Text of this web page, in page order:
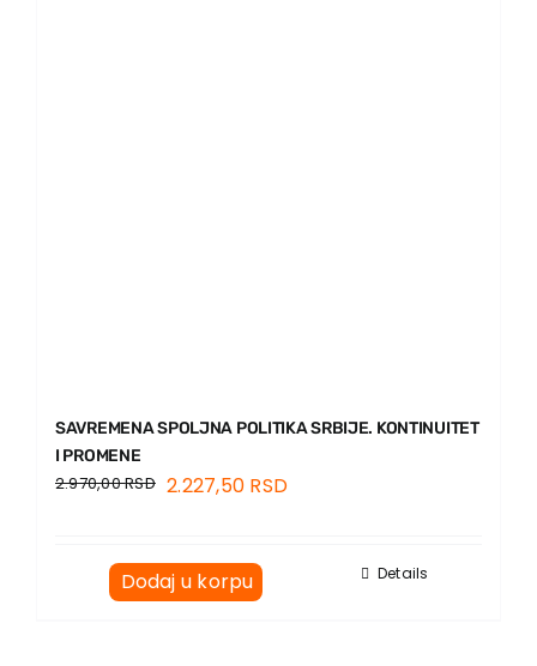
SAVREMENA SPOLJNA POLITIKA SRBIJE. KONTINUITET
I PROMENE
2.970,00RSD 2.227,50 RSD
Dodaj u korpu Details